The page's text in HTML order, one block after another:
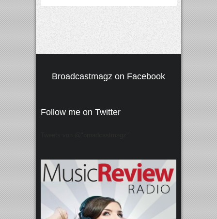
Broadcastmagz on Facebook
Follow me on Twitter